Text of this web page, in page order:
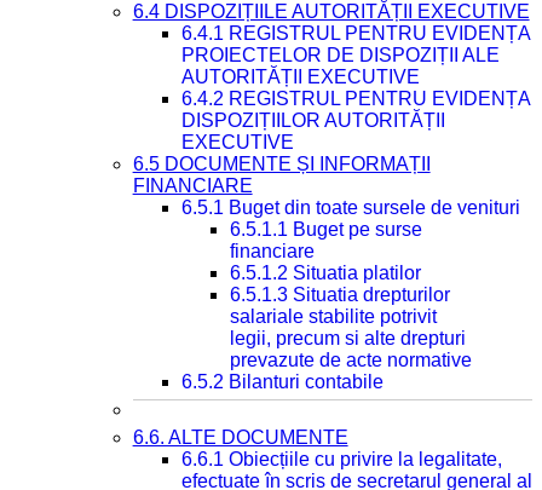
6.4 DISPOZIȚIILE AUTORITĂȚII EXECUTIVE
6.4.1 REGISTRUL PENTRU EVIDENȚA
PROIECTELOR DE DISPOZIȚII ALE
AUTORITĂȚII EXECUTIVE
6.4.2 REGISTRUL PENTRU EVIDENȚA
DISPOZIȚIILOR AUTORITĂȚII
EXECUTIVE
6.5 DOCUMENTE ȘI INFORMAȚII
FINANCIARE
6.5.1 Buget din toate sursele de venituri
6.5.1.1 Buget pe surse
financiare
6.5.1.2 Situatia platilor
6.5.1.3 Situatia drepturilor
salariale stabilite potrivit
legii, precum si alte drepturi
prevazute de acte normative
6.5.2 Bilanturi contabile
6.6. ALTE DOCUMENTE
6.6.1 Obiecțiile cu privire la legalitate,
efectuate în scris de secretarul general al